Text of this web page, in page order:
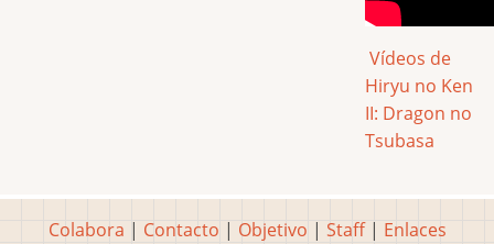
Vídeos de
Hiryu no Ken
II: Dragon no
Tsubasa
Colabora | Contacto | Objetivo | Staff| Enlaces